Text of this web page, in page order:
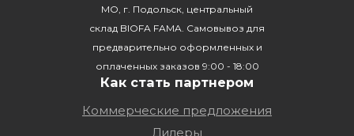
МО, г. Подольск, центральный
склад BIOFA FAMA. Самовывоз для
предварительно оформленных и
оплаченных заказов 9:00 - 18:00
Как стать партнером
Коммерческие предложения
Дилеры